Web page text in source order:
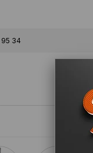
34
Markalar